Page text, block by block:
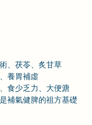
、茯苓、炙甘草
養胃補虛
食少乏力、大便溏
補氣健脾的祖方基礎